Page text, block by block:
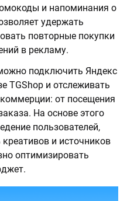
и напоминания о
удержать
повторные покупки
в рекламу.
подключить Яндекс
TGShop и отслеживать
от посещения
На основе этого
пользователей,
и источников
оптимизировать